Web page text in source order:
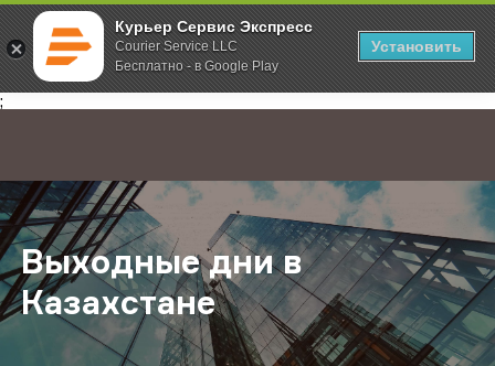
Курьер Сервис Экспресс
Courier Service LLC
Бесплатно - в Google Play
Установить
;
Главная О компании Новости Выходные дни в Казахстане
Выходные дни в
Казахстане